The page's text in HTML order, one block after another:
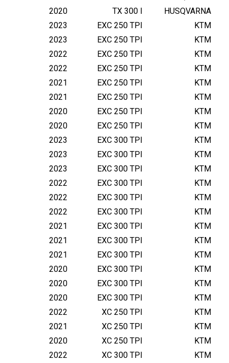
0
0
HUSQVARNA
TX 300 I
2020
KTM
EXC 250 TPI
2023
KTM
EXC 250 TPI
2023
KTM
EXC 250 TPI
2022
KTM
EXC 250 TPI
2022
KTM
EXC 250 TPI
2021
KTM
EXC 250 TPI
2021
KTM
EXC 250 TPI
2020
KTM
EXC 250 TPI
2020
KTM
EXC 300 TPI
2023
KTM
EXC 300 TPI
2023
KTM
EXC 300 TPI
2023
KTM
EXC 300 TPI
2022
KTM
EXC 300 TPI
2022
KTM
EXC 300 TPI
2022
KTM
EXC 300 TPI
2021
KTM
EXC 300 TPI
2021
KTM
EXC 300 TPI
2021
KTM
EXC 300 TPI
2020
KTM
EXC 300 TPI
2020
KTM
EXC 300 TPI
2020
KTM
XC 250 TPI
2022
KTM
XC 250 TPI
2021
KTM
XC 250 TPI
2020
KTM
XC 300 TPI
2022